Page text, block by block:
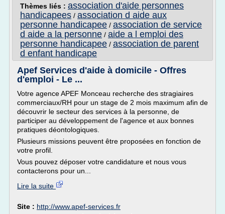
Thèmes liés : association d'aide personnes
handicapees / association d aide aux
personne handicapee / association de service
d aide a la personne / aide a l emploi des
personne handicapee / association de parent
d enfant handicape
Apef Services d'aide à domicile - Offres
d'emploi - Le ...
Votre agence APEF Monceau recherche des stragiaires
commerciaux/RH pour un stage de 2 mois maximum afin de
découvrir le secteur des services à la personne, de
participer au développement de l'agence et aux bonnes
pratiques déontologiques.
Plusieurs missions peuvent être proposées en fonction de
votre profil.
Vous pouvez déposer votre candidature et nous vous
contacterons pour un...
Lire la suite
Site : http://www.apef-services.fr